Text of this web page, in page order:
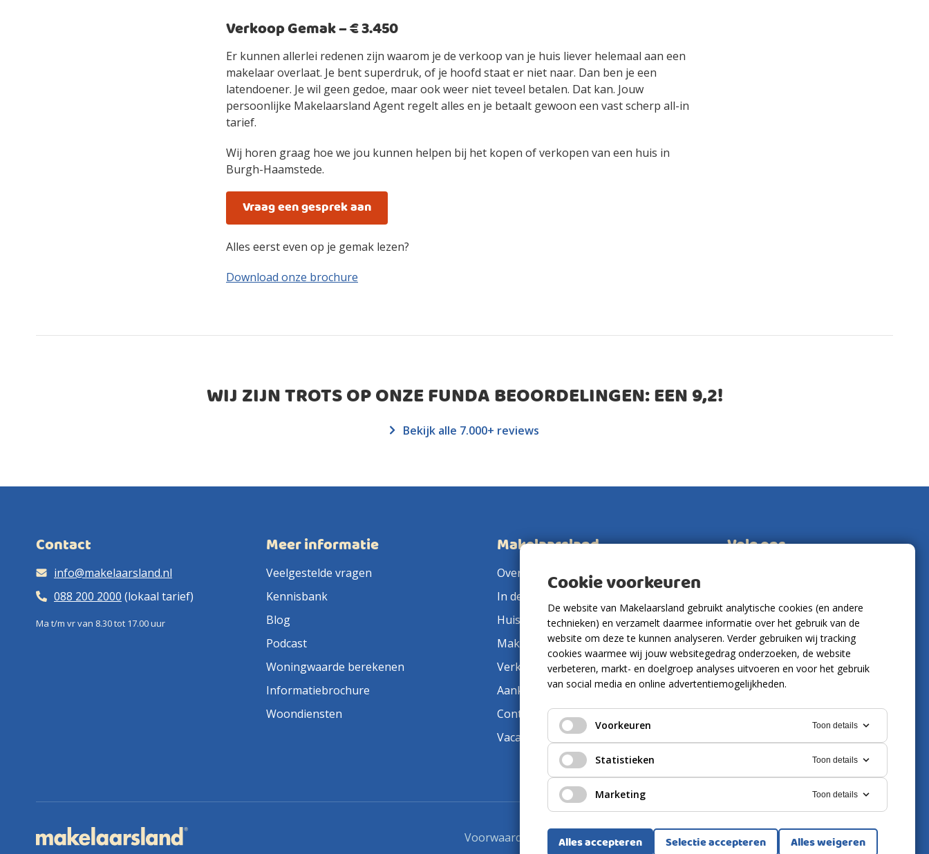
Verkoop Gemak – € 3.450
Er kunnen allerlei redenen zijn waarom je de verkoop van je huis liever helemaal aan een
makelaar overlaat. Je bent superdruk, of je hoofd staat er niet naar. Dan ben je een
latendoener. Je wil geen gedoe, maar ook weer niet teveel betalen. Dat kan. Jouw
persoonlijke Makelaarsland Agent regelt alles en je betaalt gewoon een vast scherp all-in
tarief.
Wij horen graag hoe we jou kunnen helpen bij het kopen of verkopen van een huis in
Burgh-Haamstede.
Vraag een gesprek aan
Alles eerst even op je gemak lezen?
Download onze brochure
WIJ ZIJN TROTS OP ONZE FUNDA BEOORDELINGEN: EEN9,2!
Bekijk alle 7.000+ reviews
Contact
info@makelaarsland.nl
088 200 2000 (lokaal tarief)
Ma t/m vr van 8.30 tot 17.00 uur
Meer informatie
Veelgestelde vragen
Kennisbank
Blog
Podcast
Woningwaarde berekenen
Informatiebrochure
Woondiensten
Makelaarsland
Over ons
In de pers
Huis verkopen
Makelaar in de buurt
Verkoopmakelaar
Aankoopmakelaar
Contact
Vacatures
Volg ons
Voorwaarden Privacyverklaring Cookies
Cookie voorkeuren
De website van Makelaarsland gebruikt analytische cookies (en andere
technieken) en verzamelt daarmee informatie over het gebruik van de
website om deze te kunnen analyseren. Verder gebruiken wij tracking
cookies waarmee wij jouw websitegedrag onderzoeken, de website
verbeteren, markt- en doelgroep analyses uitvoeren en voor het gebruik
van social media en online advertentiemogelijkheden.
Voorkeuren Toon details
Statistieken Toon details
Marketing Toon details
Alles accepteren Selectie accepteren Alles weigeren